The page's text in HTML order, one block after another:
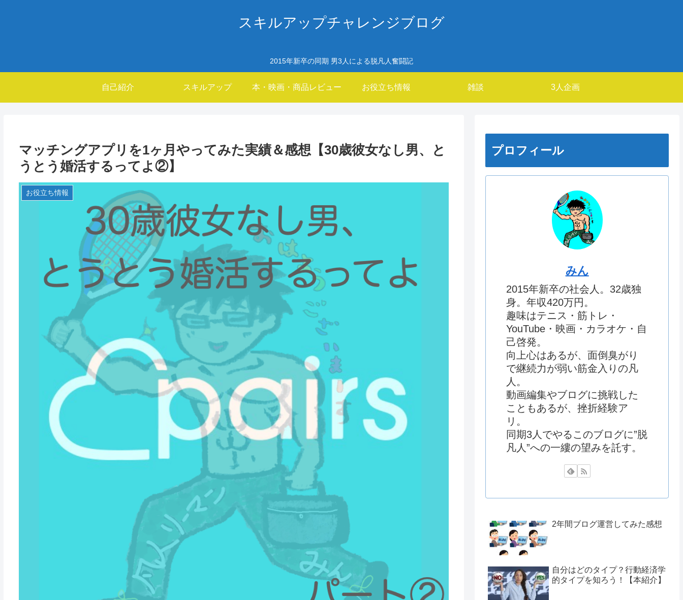
スキルアップチャレンジブログ
2015年新卒の同期 男3人による脱凡人奮闘記
自己紹介 スキルアップ 本・映画・商品レビュー お役立ち情報 雑談 3人企画
マッチングアプリを1ヶ月やってみた実績＆感想【30歳彼女なし男、と
うとう婚活するってよ②】
お役立ち情報
プロフィール
みん
2015年新卒の社会人。32歳独
身。年収420万円。
趣味はテニス・筋トレ・
YouTube・映画・カラオケ・自
己啓発。
向上心はあるが、面倒臭がり
で継続力が弱い筋金入りの凡
人。
動画編集やブログに挑戦した
こともあるが、挫折経験ア
リ。
同期3人でやるこのブログに”脱
凡人”への一縷の望みを託す。
2年間ブログ運営してみた感想
自分はどのタイプ？行動経済学
的タイプを知ろう！【本紹介】